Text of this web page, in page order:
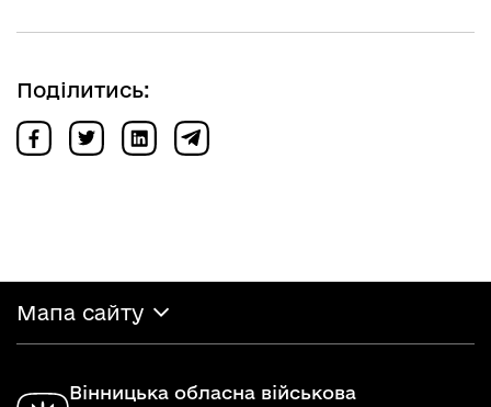
Поділитись:
Мапа сайту
Вінницька обласна військова